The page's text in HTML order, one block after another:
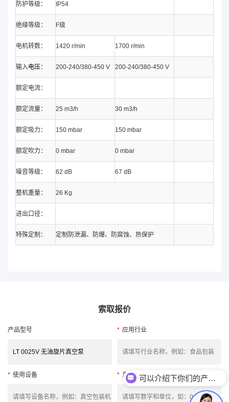
防护等级： IP54
绝缘等级： F级
电机转数： 1420 r/min 1700 r/min
输入电压： 200-240/380-450 V 200-240/380-450 V
额定电流：
额定流量： 25 m3/h 30 m3/h
额定吸力： 150 mbar 150 mbar
额定吹力： 0 mbar 0 mbar
噪音等级： 62 dB 67 dB
整机重量： 26 Kg
进出口径：
特殊定制： 定制防泄漏、防爆、防腐蚀、热保护
索取报价
产品型号 * 应用行业
* 使用设备 * 真空度